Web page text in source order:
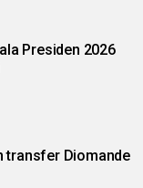
Presiden 2026
transfer Diomande